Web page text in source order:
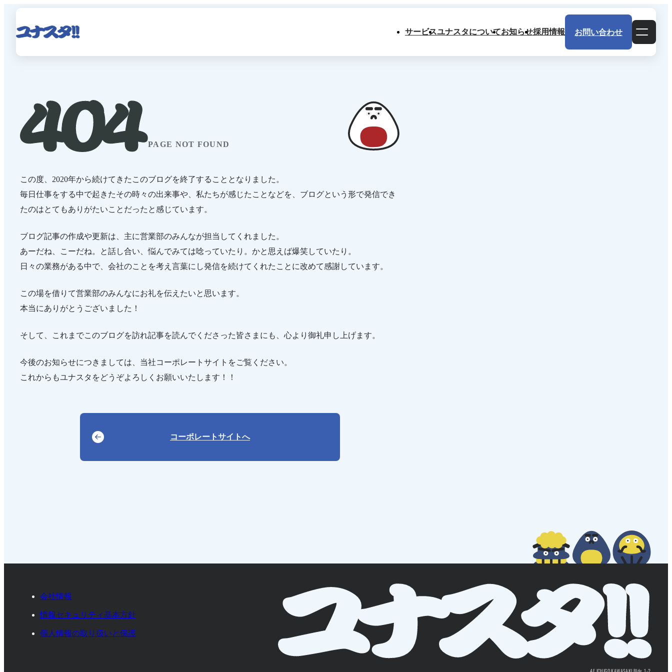
サービスユナスタについてお知らせ採用情報 お問い合わせ
PAGE NOT FOUND
この度、2020年から続けてきたこのブログを終了することとなりました。
毎日仕事をする中で起きたその時々の出来事や、私たちが感じたことなどを、ブログという形で発信でき
たのはとてもありがたいことだったと感じています。
ブログ記事の作成や更新は、主に営業部のみんなが担当してくれました。
あーだね、こーだね。と話し合い、悩んでみては唸っていたり。かと思えば爆笑していたり。
日々の業務がある中で、会社のことを考え言葉にし発信を続けてくれたことに改めて感謝しています。
この場を借りて営業部のみんなにお礼を伝えたいと思います。
本当にありがとうございました！
そして、これまでこのブログを訪れ記事を読んでくださった皆さまにも、心より御礼申し上げます。
今後のお知らせにつきましては、当社コーポレートサイトをご覧ください。
これからもユナスタをどうぞよろしくお願いいたします！！
コーポレートサイトへ
会社情報
情報セキュリティ基本方針
個人情報の取り扱いと保護